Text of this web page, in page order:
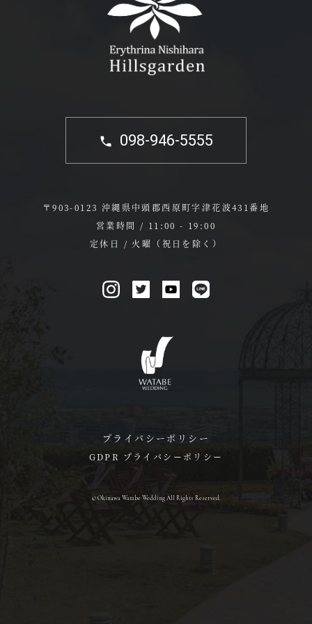
098-946-5555
〒903-0123 沖縄県中頭郡西原町字津花波431番地
営業時間 / 11:00 - 19:00
定休日 / 火曜（祝日を除く）
プライバシーポリシー
GDPR プライバシーポリシー
© Okinawa Watabe Wedding All Rights Reserved.